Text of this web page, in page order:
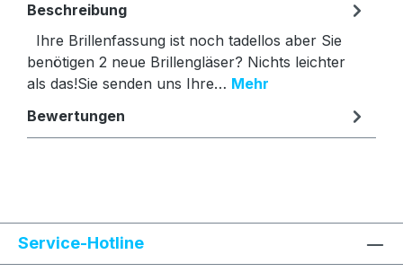
Beschreibung
Ihre Brillenfassung ist noch tadellos aber Sie
benötigen 2 neue Brillengläser? Nichts leichter
als das!Sie senden uns Ihre… Mehr
Bewertungen
Service-Hotline
Text vergrößern Hochkontrastmodus